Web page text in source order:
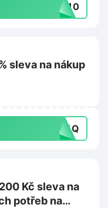
ME10
sleva na nákup
PR4Q
Kč sleva na
potřeb na